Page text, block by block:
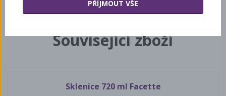
Související zboží
Sklenice 720 ml Facette
PŘÍJMOUT VŠE